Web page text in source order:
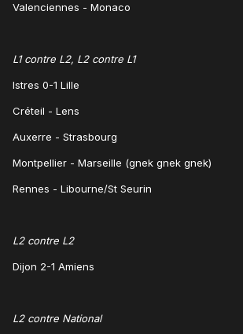
Valenciennes - Monaco
L1 contre L2, L2 contre L1
Istres 0-1 Lille
Créteil - Lens
Auxerre - Strasbourg
Montpellier - Marseille (gnek gnek gnek)
Rennes - Libourne/St Seurin
L2 contre L2
Dijon 2-1 Amiens
L2 contre National